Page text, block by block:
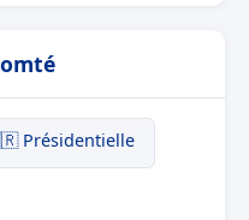
Présidentielle